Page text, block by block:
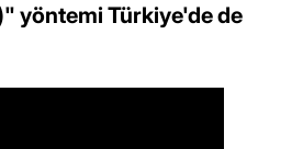
yöntemi Türkiye'de de